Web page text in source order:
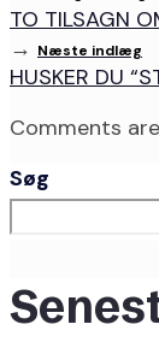
TO TILSAGN
→ Næste indlæg
HUSKER DU
Comments
Søg